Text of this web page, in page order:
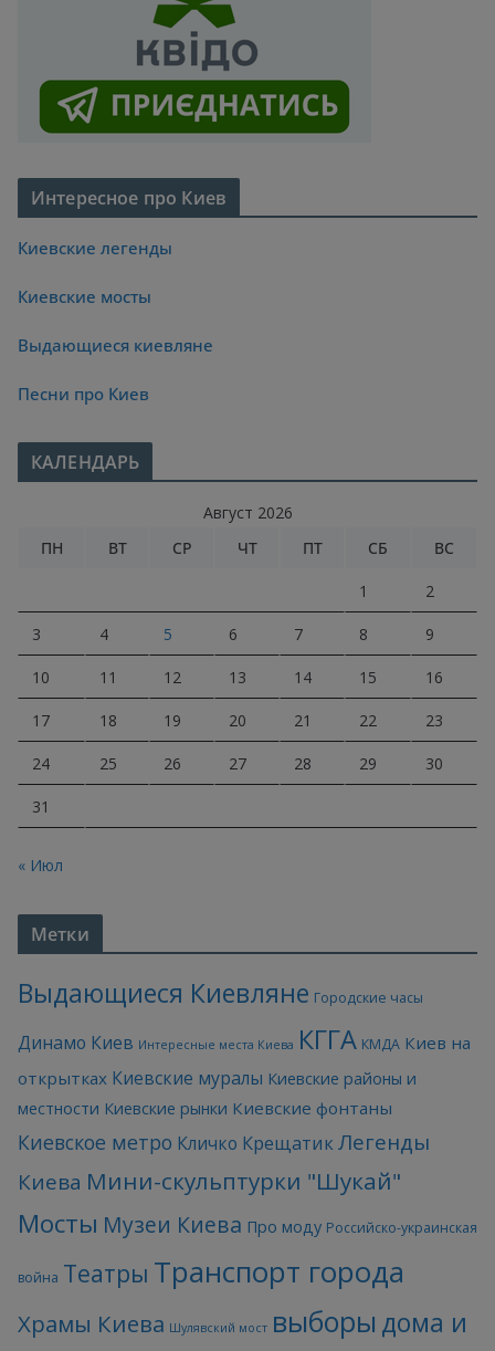
Интересное про Киев
Киевские легенды
Киевские мосты
Выдающиеся киевляне
Песни про Киев
КАЛЕНДАРЬ
Август 2026
ПН
ВТ СР ЧТ ПТ СБ ВС
1 2
3 4 5 6 7 8 9
10 11 12 13 14 15 16
17 18 19 20 21 22 23
24 25 26 27 28 29 30
31
« Июл
Метки
Выдающиеся Киевляне Городские часы
Динамо Киев Интересные места Киева КГГА КМДА Киев на
открытках Киевские муралы Киевские районы и
местности Киевские рынки Киевские фонтаны
Киевское метро Кличко КрещатикЛегенды
Киева Мини-скульптурки "Шукай"
Мосты Музеи Киева Про моду Российско-украинская
война Театры Транспорт города
Храмы Киева Шулявский мост выборы дома и